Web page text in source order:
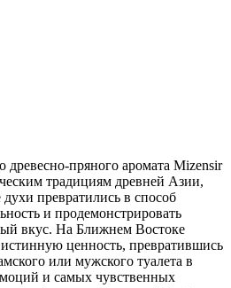
древесно-пряного аромата Mizensir
традициям древней Азии,
превратились в способ
и продемонстрировать
вкус. На Ближнем Востоке
ценность, превратившись
или мужского туалета в
и самых чувственных